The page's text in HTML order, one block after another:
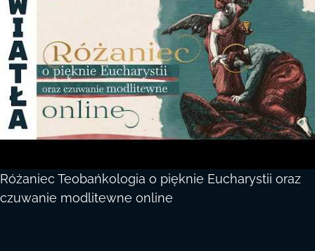
Różaniec Teobańkologia o pięknie Eucharystii oraz
czuwanie modlitewne online